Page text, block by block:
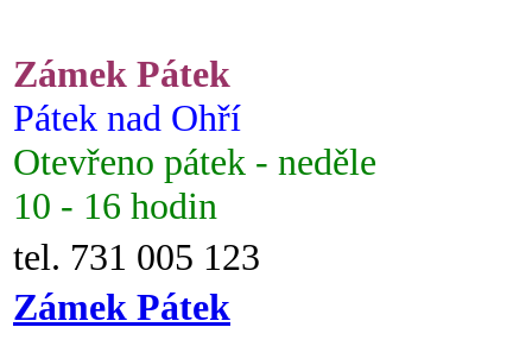
Zámek Pátek
Pátek nad Ohří
Otevřeno pátek - neděle
10 - 16 hodin
tel. 731 005 123
Zámek Pátek